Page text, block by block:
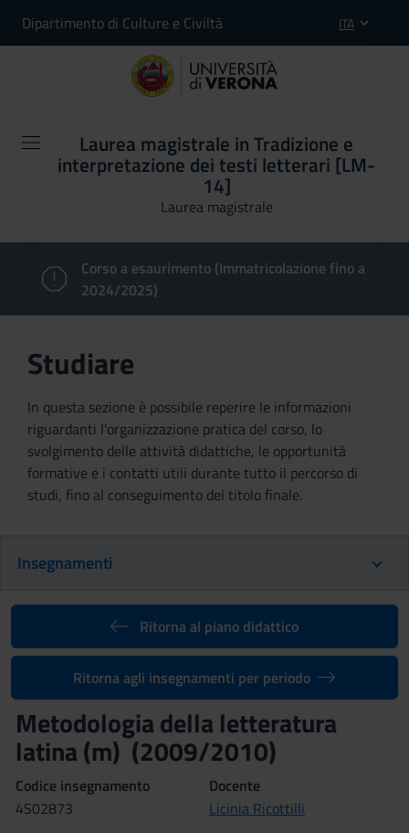
Dipartimento di Culture e Civiltà ITA
Laurea magistrale in Tradizione e
interpretazione dei testi letterari [LM-
14]
Laurea magistrale
Corso a esaurimento (Immatricolazione fino a
2024/2025)
Studiare
In questa sezione è possibile reperire le informazioni
riguardanti l'organizzazione pratica del corso, lo
svolgimento delle attività didattiche, le opportunità
formative e i contatti utili durante tutto il percorso di
studi, fino al conseguimento del titolo finale.
Insegnamenti
Ritorna al piano didattico
Ritorna agli insegnamenti per periodo
Metodologia della letteratura
latina (m) (2009/2010)
Codice insegnamento
4S02873
Docente
Licinia Ricottilli